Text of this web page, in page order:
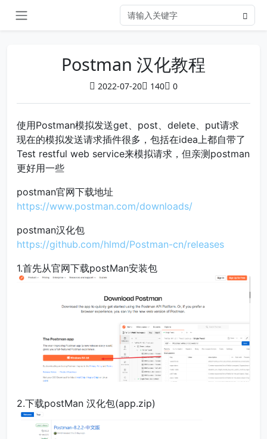
Postman 汉化教程
2022-07-20 140 0
使用Postman模拟发送get、post、delete、put请求
现在的模拟发送请求插件很多，包括在idea上都自带了
Test restful web service来模拟请求，但亲测postman
更好用一些
postman官网下载地址
https://www.postman.com/downloads/
postman汉化包
https://github.com/hlmd/Postman-cn/releases
1.首先从官网下载postMan安装包
2.下载postMan 汉化包(app.zip)